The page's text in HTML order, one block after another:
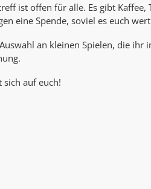
ist offen für alle. Es gibt Kaffee,
eine Spende, soviel es euch
an kleinen Spielen, die ihr
sich auf euch!